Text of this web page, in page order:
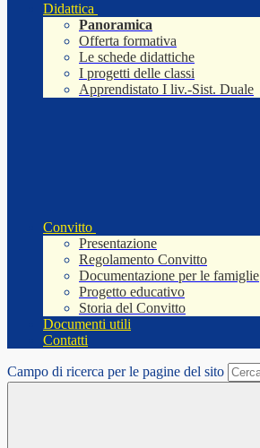
Didattica
Panoramica
Offerta formativa
Le schede didattiche
I progetti delle classi
Apprendistato I liv.-Sist. Duale
Convitto
Presentazione
Regolamento Convitto
Documentazione per le famiglie
Progetto educativo
Storia del Convitto
Documenti utili
Contatti
Campo di ricerca per le pagine del sito